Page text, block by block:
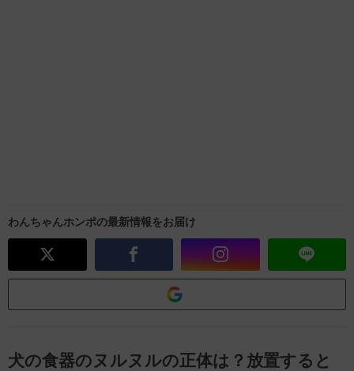
わんちゃんホンポの最新情報をお届け
犬の食器のヌルヌルの正体は？放置すると